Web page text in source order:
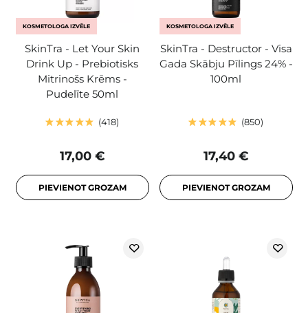
KOSMETOLOGA IZVĒLE
SkinTra - Let Your Skin
Drink Up - Prebiotisks
Mitrinošs Krēms -
Pudelīte 50ml
418
17,00 €
PIEVIENOT GROZAM
KOSMETOLOGA IZVĒLE
SkinTra - Destructor - Visa
Gada Skābju Pīlings 24% -
100ml
850
17,40 €
PIEVIENOT GROZAM